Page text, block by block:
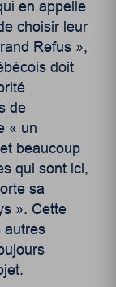
en appelle
choisir leur
Refus »,
doit
de
« un
beaucoup
qui sont ici,
sa
». Cette
autres